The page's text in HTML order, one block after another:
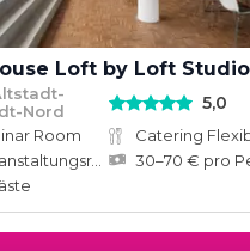
Nord
5,0
Room
Catering